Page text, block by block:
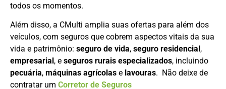
todos os momentos.
Além disso, a CMulti amplia suas ofertas para além dos
veículos, com seguros que cobrem aspectos vitais da sua
vida e patrimônio: seguro de vida, seguro residencial ,
empresarial , e seguros rurais especializados, incluindo
pecuária, máquinas agrícolas e lavouras. Não deixe de
contratar um Corretor de Seguros